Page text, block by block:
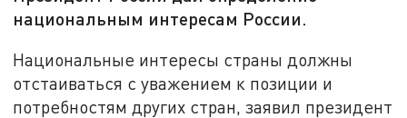
национальным интересам России.
Национальные интересы страны должны
отстаиваться с уважением к позиции и
потребностям других стран, заявил президент